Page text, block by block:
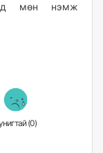
мөн нэмж
Гунигтай (0)